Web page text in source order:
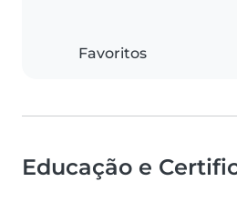
Favoritos
Educação e